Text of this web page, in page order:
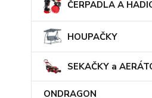
ČERPADLA A
HOUPAČKY
SEKAČKY a
ONDRAGON